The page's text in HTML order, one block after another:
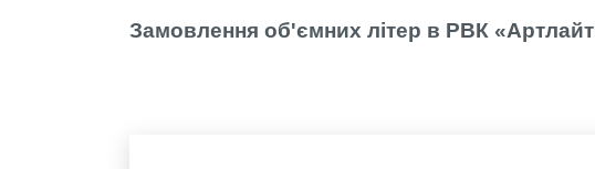
Замовлення об'ємних літер в РВК